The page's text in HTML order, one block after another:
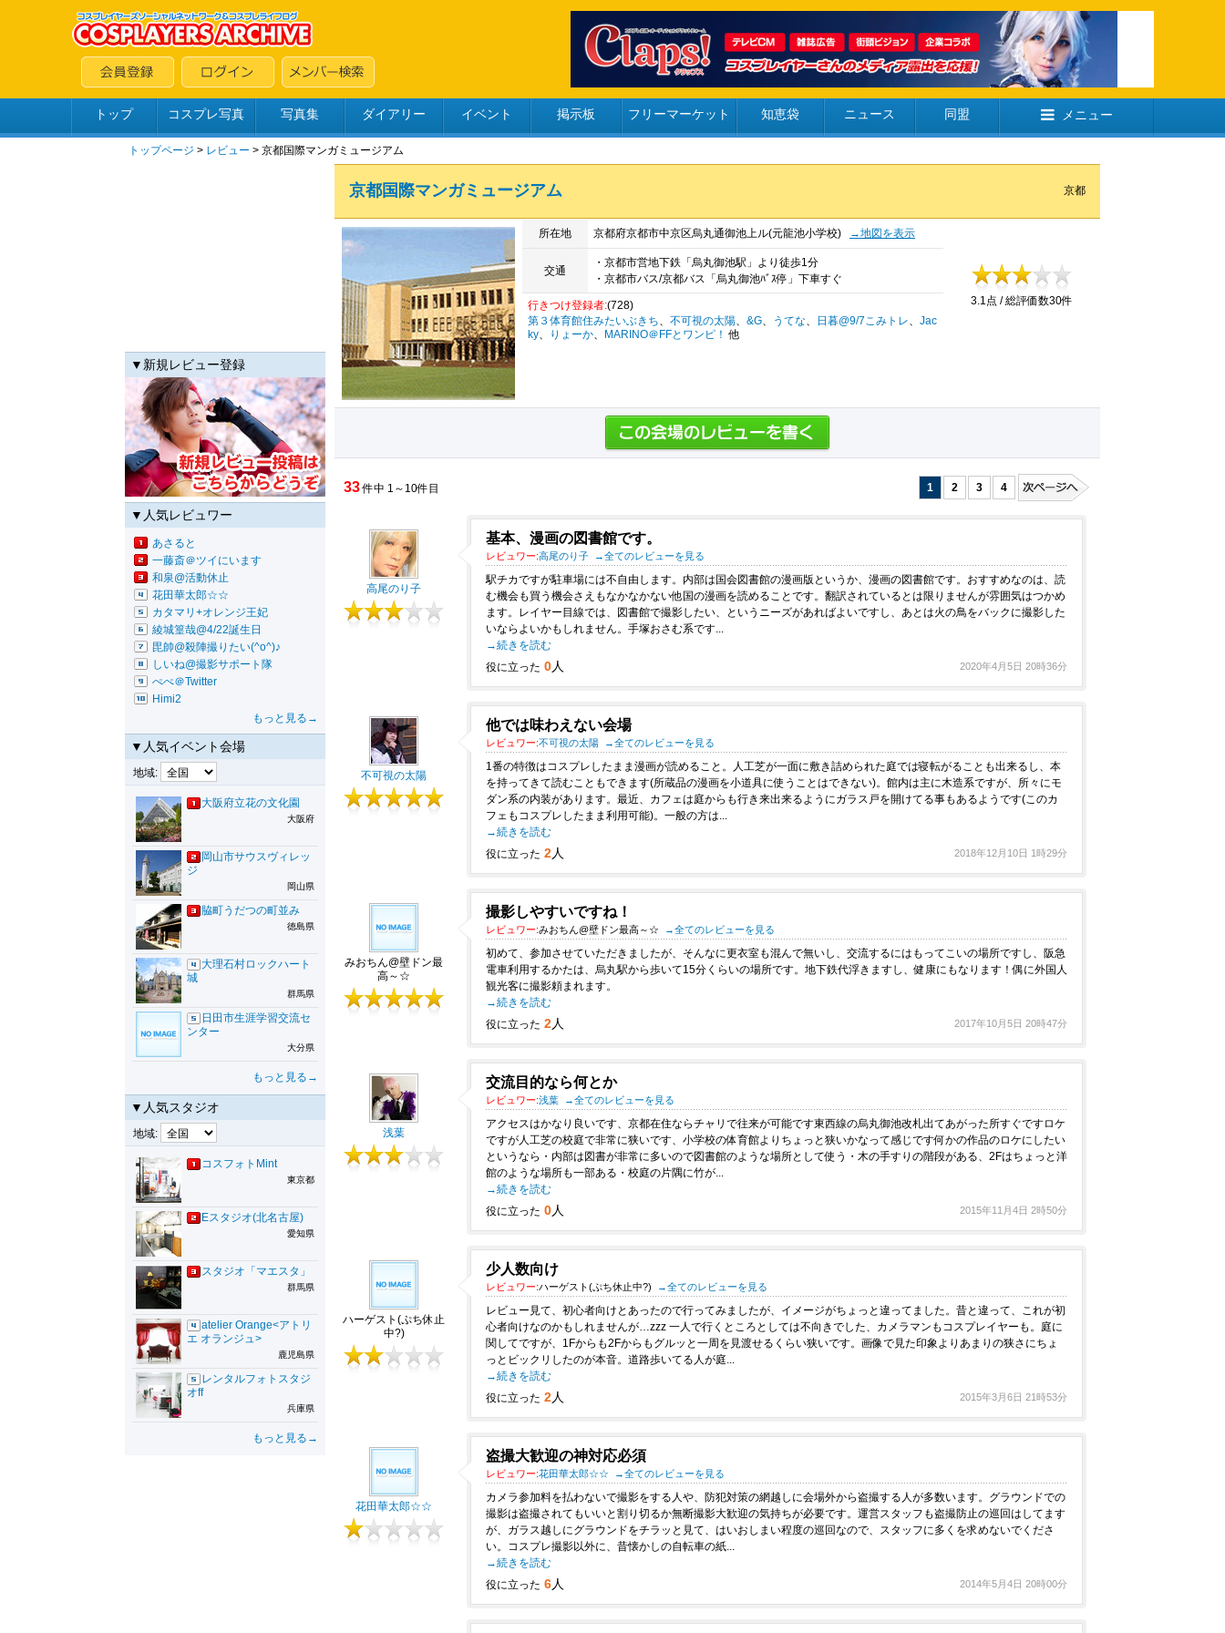
トップ コスプレ写真 写真集 ダイアリー イベント 掲示板 フリーマーケット 知恵袋 ニュース 同盟 メニュー
トップページ > レビュー > 京都国際マンガミュージアム
▼新規レビュー登録
▼人気レビュワー
あさると
一藤斎＠ツイにいます
和泉@活動休止
花田華太郎☆☆
カタマリ+オレンジ王妃
綾城篁哉@4/22誕生日
毘帥@殺陣撮りたい(^o^)♪
しいね@撮影サポート隊
ぺぺ＠Twitter
Himi2
もっと見る→
▼人気イベント会場
地域:
大阪府立花の文化園
大阪府
岡山市サウスヴィレッ
ジ
岡山県
脇町うだつの町並み
徳島県
大理石村ロックハート
城
群馬県
日田市生涯学習交流セ
ンター
大分県
もっと見る→
▼人気スタジオ
地域:
コスフォトMint
東京都
Eスタジオ(北名古屋)
愛知県
スタジオ「マエスタ」
群馬県
atelier Orange<アトリ
エ オランジュ>
鹿児島県
レンタルフォトスタジ
オff
兵庫県
もっと見る→
京都国際マンガミュージアム 京都
所在地 京都府京都市中京区烏丸通御池上ル(元龍池小学校) →地図を表示
3.1点 / 総評価数30件
交通
・京都市営地下鉄「烏丸御池駅」より徒歩1分
・京都市バス/京都バス「烏丸御池ﾊﾞｽ停」下車すぐ
行きつけ登録者:(728)
第３体育館住みたいぶきち、 不可視の太陽、 &G、 うてな、 日暮@9/7こみトレ、 Jac
ky、 りょーか、 MARINO＠FFとワンピ！ 他
33件中 1～10件目 1 2 3 4
高尾のり子
基本、漫画の図書館です。
レビュワー:高尾のり子 →全てのレビューを見る
駅チカですが駐車場には不自由します。内部は国会図書館の漫画版というか、漫画の図書館です。おすすめなのは、読
む機会も買う機会さえもなかなかない他国の漫画を読めることです。翻訳されているとは限りませんが雰囲気はつかめ
ます。レイヤー目線では、図書館で撮影したい、というニーズがあればよいですし、あとは火の鳥をバックに撮影した
いならよいかもしれません。手塚おさむ系です...
→続きを読む
役に立った 0人 2020年4月5日 20時36分
不可視の太陽
他では味わえない会場
レビュワー:不可視の太陽 →全てのレビューを見る
1番の特徴はコスプレしたまま漫画が読めること。人工芝が一面に敷き詰められた庭では寝転がることも出来るし、本
を持ってきて読むこともできます(所蔵品の漫画を小道具に使うことはできない)。館内は主に木造系ですが、所々にモ
ダン系の内装があります。最近、カフェは庭からも行き来出来るようにガラス戸を開けてる事もあるようです(このカ
フェもコスプレしたまま利用可能)。一般の方は...
→続きを読む
役に立った 2人 2018年12月10日 1時29分
みおちん@壁ドン最
高～☆
撮影しやすいですね！
レビュワー:みおちん@壁ドン最高～☆ →全てのレビューを見る
初めて、参加させていただきましたが、そんなに更衣室も混んで無いし、交流するにはもってこいの場所ですし、阪急
電車利用するかたは、烏丸駅から歩いて15分くらいの場所です。地下鉄代浮きますし、健康にもなります！偶に外国人
観光客に撮影頼まれます。
→続きを読む
役に立った 2人 2017年10月5日 20時47分
浅葉
交流目的なら何とか
レビュワー:浅葉 →全てのレビューを見る
アクセスはかなり良いです、京都在住ならチャリで往来が可能です東西線の烏丸御池改札出てあがった所すぐですロケ
ですが人工芝の校庭で非常に狭いです、小学校の体育館よりちょっと狭いかなって感じです何かの作品のロケにしたい
というなら・内部は図書が非常に多いので図書館のような場所として使う・木の手すりの階段がある、2Fはちょっと洋
館のような場所も一部ある・校庭の片隅に竹が...
→続きを読む
役に立った 0人 2015年11月4日 2時50分
ハーゲスト(ぷち休止
中?)
少人数向け
レビュワー:ハーゲスト(ぷち休止中?) →全てのレビューを見る
レビュー見て、初心者向けとあったので行ってみましたが、イメージがちょっと違ってました。昔と違って、これが初
心者向けなのかもしれませんが…zzz 一人で行くところとしては不向きでした、カメラマンもコスプレイヤーも。庭に
関してですが、1Fからも2Fからもグルッと一周を見渡せるくらい狭いです。画像で見た印象よりあまりの狭さにちょ
っとビックリしたのが本音。道路歩いてる人が庭...
→続きを読む
役に立った 2人 2015年3月6日 21時53分
花田華太郎☆☆
盗撮大歓迎の神対応必須
レビュワー:花田華太郎☆☆ →全てのレビューを見る
カメラ参加料を払わないで撮影をする人や、防犯対策の網越しに会場外から盗撮する人が多数います。グラウンドでの
撮影は盗撮されてもいいと割り切るか無断撮影大歓迎の気持ちが必要です。運営スタッフも盗撮防止の巡回はしてます
が、ガラス越しにグラウンドをチラッと見て、はいおしまい程度の巡回なので、スタッフに多くを求めないでくださ
い。コスプレ撮影以外に、昔懐かしの自転車の紙...
→続きを読む
役に立った 6人 2014年5月4日 20時00分